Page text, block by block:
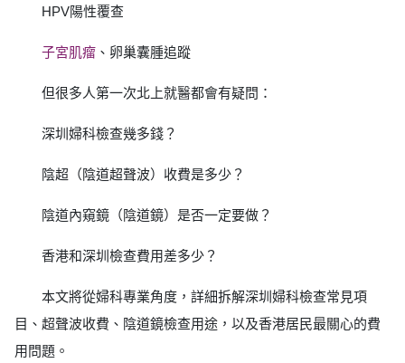
HPV陽性覆查
子宮肌瘤 、卵巢囊腫追蹤
但很多人第一次北上就醫都會有疑問：
深圳婦科檢查幾多錢？
陰超（陰道超聲波）收費是多少？
陰道內窺鏡（陰道鏡）是否一定要做？
香港和深圳檢查費用差多少？
本文將從婦科專業角度，詳細拆解深圳婦科檢查常見項
目、超聲波收費、陰道鏡檢查用途，以及香港居民最關心的費
用問題。